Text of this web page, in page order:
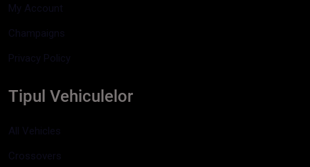
My Account
Champaigns
Privacy Policy
Tipul Vehiculelor
All Vehicles
Crossovers